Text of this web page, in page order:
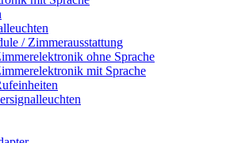
/ Zimmerausstattung
ohne Sprache
mit Sprache